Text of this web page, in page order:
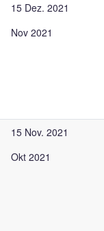
15 Dez. 2021
Nov 2021
15 Nov. 2021
Okt 2021